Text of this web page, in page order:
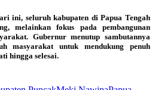
ini, seluruh kabupaten di Papua Tengah
melainkan fokus pada pembangunan
Gubernur menutup sambutannya
masyarakat untuk mendukung penuh
hingga selesai.